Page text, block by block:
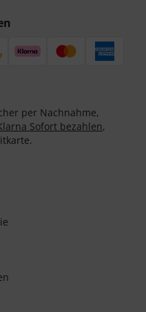
per Nachnahme,
Sofort bezahlen,